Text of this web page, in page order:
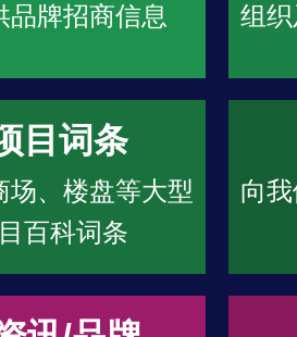
品牌招商信息 组
目词条
场、楼盘等大型
百科词条
向